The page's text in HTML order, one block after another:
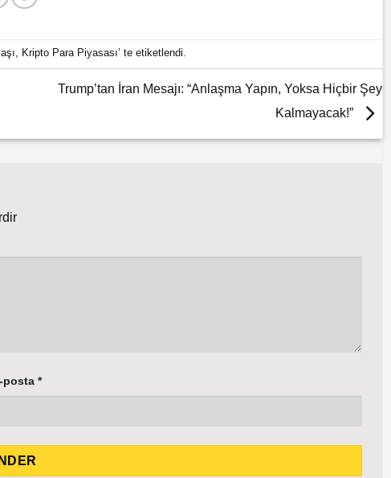
Kripto Para Piyasası’ te etiketlendi.
Trump’tan İran Mesajı: “Anlaşma Yapın, Yoksa Hiçbir Şey
Kalmayacak!”
posta*